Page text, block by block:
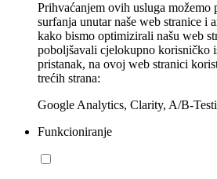
Prihvaćanjem ovih usluga možemo
surfanja unutar naše web stranice i
kako bismo optimizirali našu web
poboljšavali cjelokupno korisničko
pristanak, na ovoj web stranici
trećih strana:
Google Analytics, Clarity, A/B-
Funkcioniranje